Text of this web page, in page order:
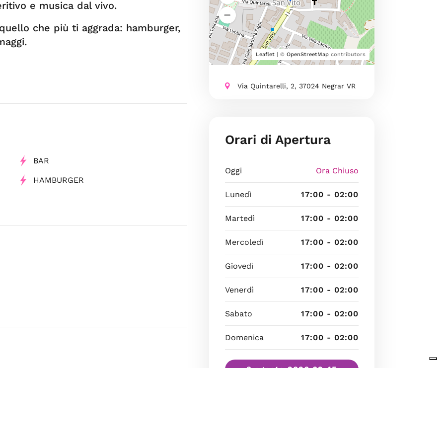
e musica dal vivo.
che più ti aggrada: hamburger,
BAR
HAMBURGER
Leaflet| © OpenStreetMapcontributors
Via Quintarelli, 2, 37024 Negrar VR
Orari di Apertura
Oggi Ora Chiuso
Lunedì 17:00 - 02:00
Martedì 17:00 - 02:00
Mercoledì 17:00 - 02:00
Giovedì 17:00 - 02:00
Venerdì 17:00 - 02:00
Sabato 17:00 - 02:00
Domenica 17:00 - 02:00
8 agosto 2026 02:45